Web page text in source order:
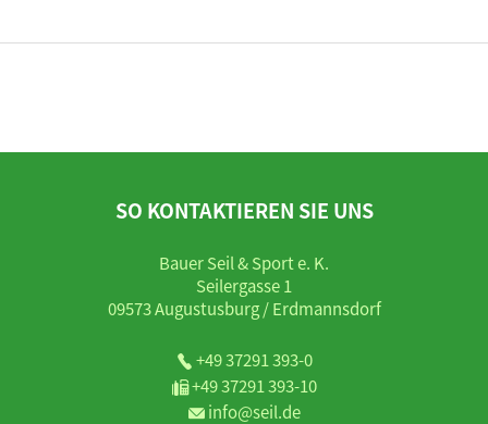
SO KONTAKTIEREN SIE UNS
Bauer Seil & Sport e. K.
Seilergasse 1
09573 Augustusburg / Erdmannsdorf
+49 37291 393-0
+49 37291 393-10
info@seil.de